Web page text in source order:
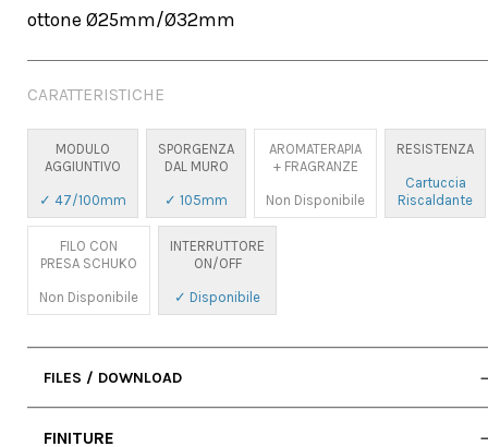
ottone Ø25mm/Ø32mm
CARATTERISTICHE
MODULO
AGGIUNTIVO
✓ 47/100mm
SPORGENZA
DAL MURO
✓ 105mm
AROMATERAPIA
+ FRAGRANZE
Non Disponibile
RESISTENZA
Cartuccia
Riscaldante
FILO CON
PRESA SCHUKO
Non Disponibile
INTERRUTTORE
ON/OFF
✓ Disponibile
FILES / DOWNLOAD
• Manuale D'uso
FINITURE